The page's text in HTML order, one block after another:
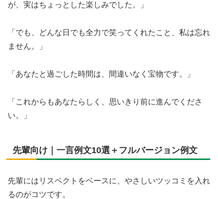
が、実はちょっとした楽しみでした。」
「でも、どんな日でも全力で笑ってくれたこと、私は忘れ
ません。」
「あなたと過ごした時間は、間違いなく宝物です。」
「これからもあなたらしく、思いきり前に進んでくださ
い。」
先輩向け｜一言例文10選＋フルバージョン例文
先輩にはリスペクトをベースに、やさしいツッコミを入れ
るのがコツです。